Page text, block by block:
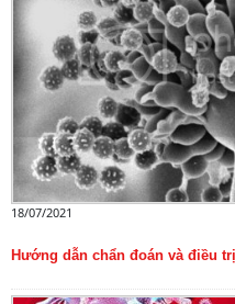
18/07/2021
Hướng dẫn chẩn đoán và điều